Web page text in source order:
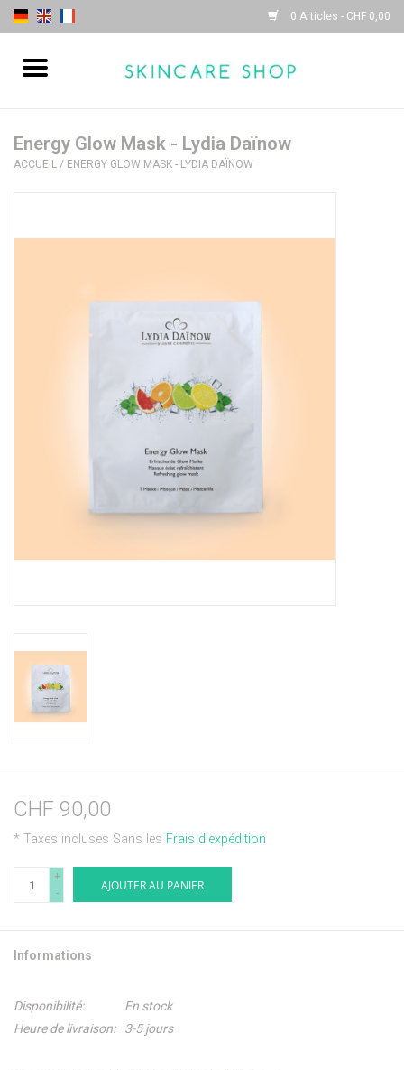
0 Articles - CHF 0,00
| Sothys |
Energy Glow Mask - Lydia Daïnow
ACCUEIL / ENERGY GLOW MASK - LYDIA DAÏNOW
CHF 90,00
* Taxes incluses Sans les Frais d'expédition
+
-
AJOUTER AU PANIER
Informations
Disponibilité:
En stock
Heure de livraison:
3-5 jours